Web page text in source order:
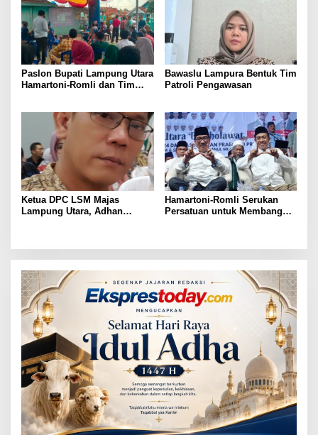
Paslon Bupati Lampung Utara
Hamartoni-Romli dan Tim
Bawaslu Lampura Bentuk Tim
Patroli Pengawasan
Ketua DPC LSM Majas
Lampung Utara, Adhan
Hamartoni-Romli Serukan
Persatuan untuk Membangun